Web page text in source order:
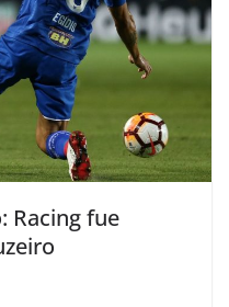
Racing fue